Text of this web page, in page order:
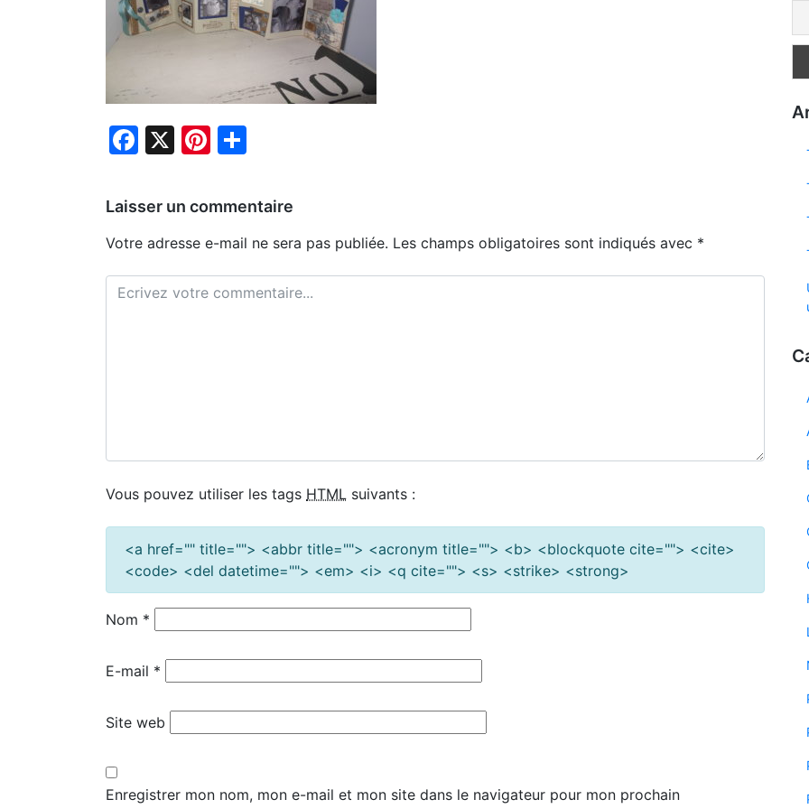
Facebook
X Pinterest
Laisser un commentaire
Votre adresse e-mail ne sera pas publiée. Les champs obligatoires sont indiqués avec *
Vous pouvez utiliser les tags HTML suivants :
<a href="" title=""> <abbr title=""> <acronym title=""> <b> <blockquote cite=""> <cite>
<code> <del datetime=""> <em> <i> <q cite=""> <s> <strike> <strong>
Nom *
E-mail *
Site web
Enregistrer mon nom, mon e-mail et mon site dans le navigateur pour mon prochain